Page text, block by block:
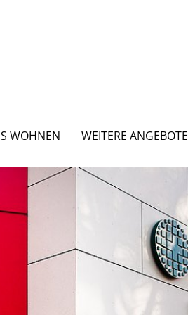
WOHNEN WEITERE ANGEBOTE